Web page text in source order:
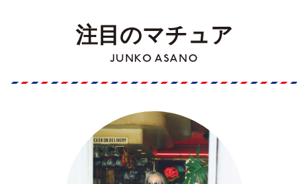
注目のマチュア
JUNKO ASANO